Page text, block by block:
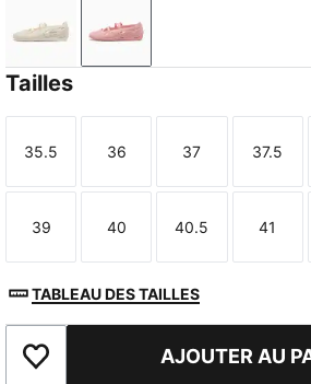
Alpine Snow-Warm White
Rosy Outlook-Warm
Tailles
Taille
35.5
Taille
36
Taille
37
Taille
37.5
Taille
39
Taille
40
Taille
40.5
Taille
41
TABLEAU DES TAILLES
Ajouter aux favorisAJOUTER AU